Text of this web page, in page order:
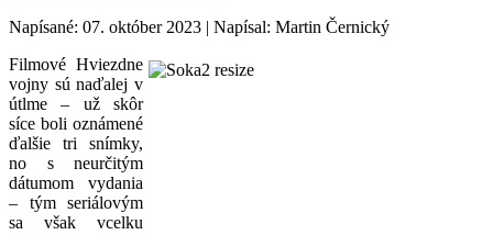
Napísané: 07. október 2023 | Napísal: Martin Černický
Filmové Hviezdne
vojny sú naďalej v
útlme – už skôr
síce boli oznámené
ďalšie tri snímky,
no s neurčitým
dátumom vydania
– tým seriálovým
sa však vcelku